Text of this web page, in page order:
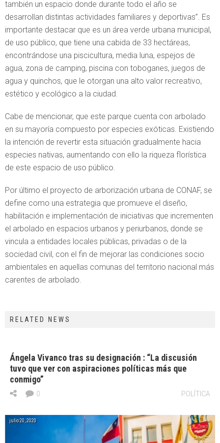
también un espacio donde durante todo el año se
desarrollan distintas actividades familiares y deportivas”. Es
importante destacar que es un área verde urbana municipal,
de uso público, que tiene una cabida de 33 hectáreas,
encontrándose una piscicultura, media luna, espejos de
agua, zona de camping, piscina con toboganes, juegos de
agua y quinchos, que le otorgan una alto valor recreativo,
estético y ecológico a la ciudad.
Cabe de mencionar, que este parque cuenta con arbolado
en su mayoría compuesto por especies exóticas. Existiendo
la intención de revertir esta situación gradualmente hacia
especies nativas, aumentando con ello la riqueza florística
de este espacio de uso público.
Por último el proyecto de arborización urbana de CONAF, se
define como una estrategia que promueve el diseño,
habilitación e implementación de iniciativas que incrementen
el arbolado en espacios urbanos y periurbanos, donde se
vincula a entidades locales públicas, privadas o de la
sociedad civil, con el fin de mejorar las condiciones socio
ambientales en aquellas comunas del territorio nacional más
carentes de arbolado.
RELATED NEWS
Ángela Vivanco tras su designación : “La discusión
tuvo que ver con aspiraciones políticas más que
conmigo”
POLÍTICA
0
julio 20, 2020